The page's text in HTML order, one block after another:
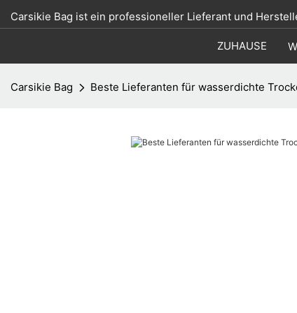
Carsikie Bag ist ein professioneller Lieferant und
ZUHAUSE
Carsikie Bag Beste Lieferanten für wasserdichte